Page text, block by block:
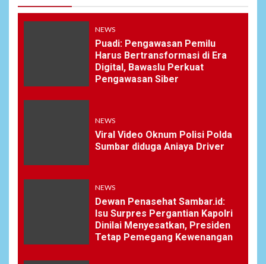
NEWS
Puadi: Pengawasan Pemilu
Harus Bertransformasi di Era
Digital, Bawaslu Perkuat
Pengawasan Siber
NEWS
Viral Video Oknum Polisi Polda
Sumbar diduga Aniaya Driver
NEWS
Dewan Penasehat Sambar.id:
Isu Surpres Pergantian Kapolri
Dinilai Menyesatkan, Presiden
Tetap Pemegang Kewenangan